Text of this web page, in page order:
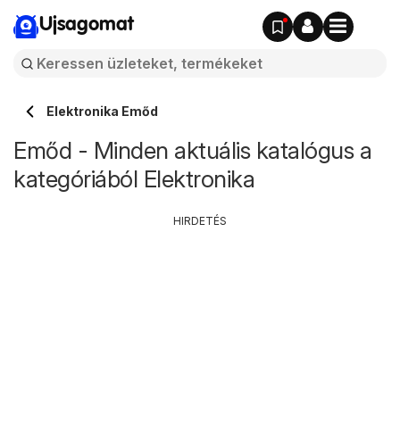
Ujsagomat
Elektronika Emőd
Emőd - Minden aktuális katalógus a
kategóriából Elektronika
HIRDETÉS